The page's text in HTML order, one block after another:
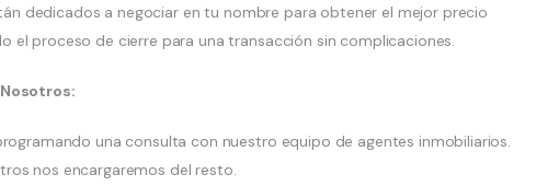
dedicados a negociar en tu nombre para obtener el mejor precio
el proceso de cierre para una transacción sin complicaciones.
una consulta con nuestro equipo de agentes inmobiliarios.
nos encargaremos del resto.